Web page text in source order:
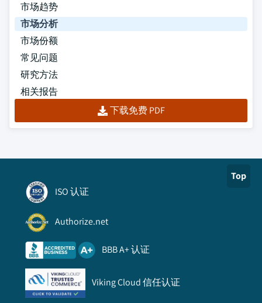
市场趋势
市场分析
市场份额
常见问题
研究方法
相关报告
下载免费 PDF
Top
ISO 认证
Authorize.net
BBB A+ 认证
Viking Cloud 信任认证